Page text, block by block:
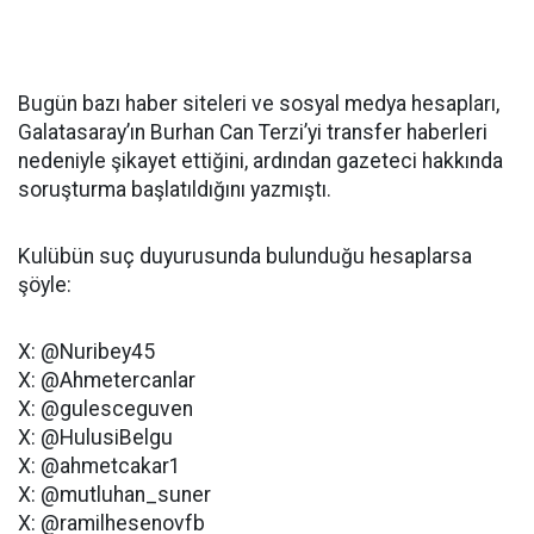
Bugün bazı haber siteleri ve sosyal medya hesapları,
Galatasaray’ın Burhan Can Terzi’yi transfer haberleri
nedeniyle şikayet ettiğini, ardından gazeteci hakkında
soruşturma başlatıldığını yazmıştı.
Kulübün suç duyurusunda bulunduğu hesaplarsa
şöyle:
X: @Nuribey45
X: @Ahmetercanlar
X: @gulesceguven
X: @HulusiBelgu
X: @ahmetcakar1
X: @mutluhan_suner
X: @ramilhesenovfb